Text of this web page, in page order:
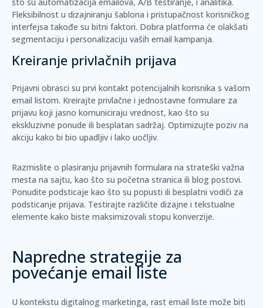
Fleksibilnost u dizajniranju šablona i pristupačnost korisničkog
interfejsa takođe su bitni faktori. Dobra platforma će olakšati
segmentaciju i personalizaciju vaših email kampanja.
Kreiranje privlačnih prijava
Prijavni obrasci su prvi kontakt potencijalnih korisnika s vašom
email listom. Kreirajte privlačne i jednostavne formulare za
prijavu koji jasno komuniciraju vrednost, kao što su
ekskluzivne ponude ili besplatan sadržaj. Optimizujte poziv na
akciju kako bi bio upadljiv i lako uočljiv.
Razmislite o plasiranju prijavnih formulara na strateški važna
mesta na sajtu, kao što su početna stranica ili blog postovi.
Ponudite podsticaje kao što su popusti ili besplatni vodiči za
podsticanje prijava. Testirajte različite dizajne i tekstualne
elemente kako biste maksimizovali stopu konverzije.
Napredne strategije za
povećanje email liste
U kontekstu digitalnog marketinga, rast email liste može biti